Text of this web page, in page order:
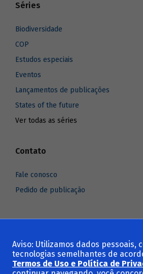
Séries
Biodiversidade
COP
Estudos especiais
Eventos
Lançamentos de publicações
States of the future
Ver todas as séries
Contato
Fale conosco
Pedido de publicação
Aviso: Utilizamos dados pessoais,
tecnologias semelhantes de
Termos de Uso e Política de